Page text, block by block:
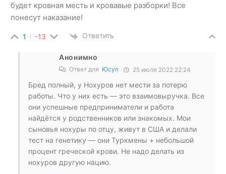
будет кровная месть и кровавые разборки! Все
понесут наказание!
1 -13 Ответить
Анонимно
Ответ для Юсуп 25 июля 2022 22:24
Бред полный, у Нохуров нет мести за потерю
работы. Что у них есть — это взаимовыручка. Все
они успешные предприниматели и работа
найдётся у родственников или знакомых. Мои
сыновья нохуры по отцу, живут в США и делали
тест на генетику — они Туркмены + небольшой
процент греческой крови. Не надо делать из
нохуров другую нацию.